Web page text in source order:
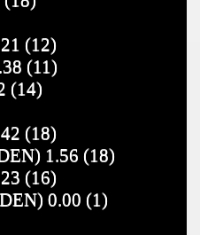
(12)
(11)
(14)
(18)
1.56 (18)
(16)
0.00 (1)